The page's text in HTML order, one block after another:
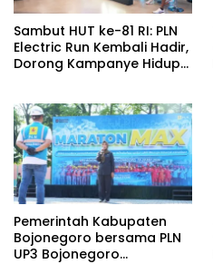
Sambut HUT ke-81 RI: PLN
Electric Run Kembali Hadir,
Dorong Kampanye Hidup
Pemerintah Kabupaten
Bojonegoro bersama PLN
UP3 Bojonegoro